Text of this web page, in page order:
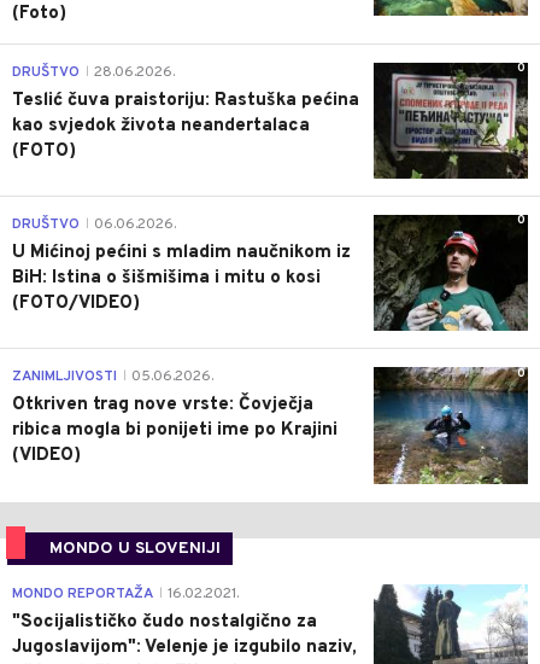
(Foto)
0
DRUŠTVO 28.06.2026.
Teslić čuva praistoriju: Rastuška pećina
kao svjedok života neandertalaca
(FOTO)
0
DRUŠTVO 06.06.2026.
U Mićinoj pećini s mladim naučnikom iz
BiH: Istina o šišmišima i mitu o kosi
(FOTO/VIDEO)
0
ZANIMLJIVOSTI 05.06.2026.
Otkriven trag nove vrste: Čovječja
ribica mogla bi ponijeti ime po Krajini
(VIDEO)
MONDO U SLOVENIJI
4
MONDO REPORTAŽA 16.02.2021.
"Socijalističko čudo nostalgično za
Jugoslavijom": Velenje je izgubilo naziv,